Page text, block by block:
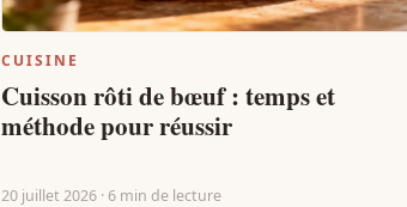
CUISINE
Cuisson rôti de bœuf : temps et
méthode pour réussir
20 juillet 2026 · 6 min de lecture